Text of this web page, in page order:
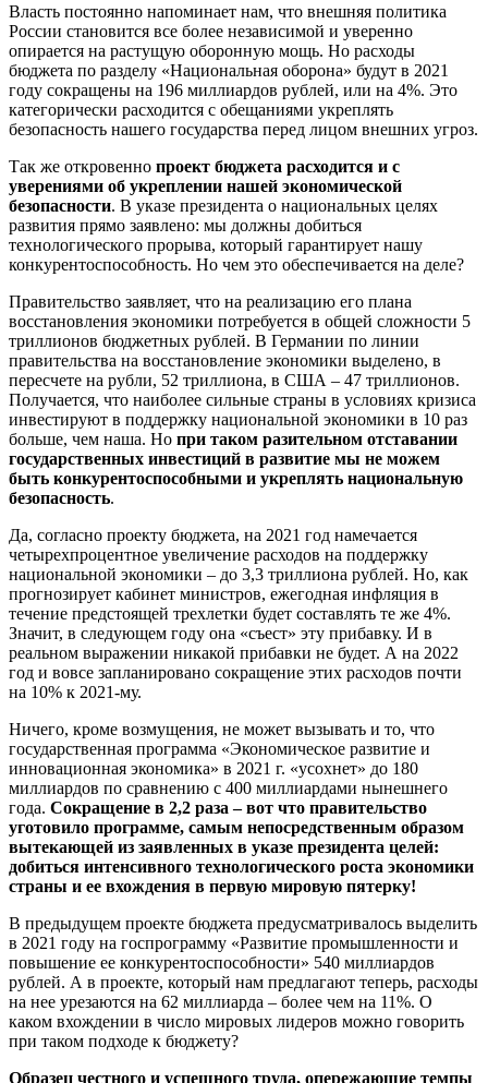
Власть постоянно напоминает нам, что внешняя политика
России становится все более независимой и уверенно
опирается на растущую оборонную мощь. Но расходы
бюджета по разделу «Национальная оборона» будут в 2021
году сокращены на 196 миллиардов рублей, или на 4%. Это
категорически расходится с обещаниями укреплять
безопасность нашего государства перед лицом внешних угроз.
Так же откровенно проект бюджета расходится и с
уверениями об укреплении нашей экономической
безопасности. В указе президента о национальных целях
развития прямо заявлено: мы должны добиться
технологического прорыва, который гарантирует нашу
конкурентоспособность. Но чем это обеспечивается на деле?
Правительство заявляет, что на реализацию его плана
восстановления экономики потребуется в общей сложности 5
триллионов бюджетных рублей. В Германии по линии
правительства на восстановление экономики выделено, в
пересчете на рубли, 52 триллиона, в США – 47 триллионов.
Получается, что наиболее сильные страны в условиях кризиса
инвестируют в поддержку национальной экономики в 10 раз
больше, чем наша. Но при таком разительном отставании
государственных инвестиций в развитие мы не можем
быть конкурентоспособными и укреплять национальную
безопасность.
Да, согласно проекту бюджета, на 2021 год намечается
четырехпроцентное увеличение расходов на поддержку
национальной экономики – до 3,3 триллиона рублей. Но, как
прогнозирует кабинет министров, ежегодная инфляция в
течение предстоящей трехлетки будет составлять те же 4%.
Значит, в следующем году она «съест» эту прибавку. И в
реальном выражении никакой прибавки не будет. А на 2022
год и вовсе запланировано сокращение этих расходов почти
на 10% к 2021-му.
Ничего, кроме возмущения, не может вызывать и то, что
государственная программа «Экономическое развитие и
инновационная экономика» в 2021 г. «усохнет» до 180
миллиардов по сравнению с 400 миллиардами нынешнего
года. Сокращение в 2,2 раза – вот что правительство
уготовило программе, самым непосредственным образом
вытекающей из заявленных в указе президента целей:
добиться интенсивного технологического роста экономики
страны и ее вхождения в первую мировую пятерку!
В предыдущем проекте бюджета предусматривалось выделить
в 2021 году на госпрограмму «Развитие промышленности и
повышение ее конкурентоспособности» 540 миллиардов
рублей. А в проекте, который нам предлагают теперь, расходы
на нее урезаются на 62 миллиарда – более чем на 11%. О
каком вхождении в число мировых лидеров можно говорить
при таком подходе к бюджету?
Образец честного и успешного труда, опережающие темпы